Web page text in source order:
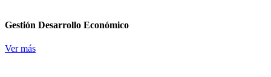
Gestión Desarrollo Económico
Ver más